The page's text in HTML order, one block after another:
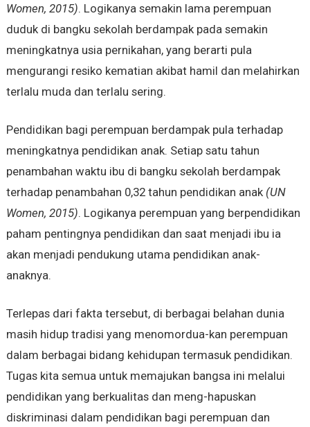
Women, 2015). Logikanya semakin lama perempuan
duduk di bangku sekolah berdampak pada semakin
meningkatnya usia pernikahan, yang berarti pula
mengurangi resiko kematian akibat hamil dan melahirkan
terlalu muda dan terlalu sering.
Pendidikan bagi perempuan berdampak pula terhadap
meningkatnya pendidikan anak. Setiap satu tahun
penambahan waktu ibu di bangku sekolah berdampak
terhadap penambahan 0,32 tahun pendidikan anak (UN
Women, 2015). Logikanya perempuan yang berpendidikan
paham pentingnya pendidikan dan saat menjadi ibu ia
akan menjadi pendukung utama pendidikan anak-
anaknya.
Terlepas dari fakta tersebut, di berbagai belahan dunia
masih hidup tradisi yang menomordua-kan perempuan
dalam berbagai bidang kehidupan termasuk pendidikan.
Tugas kita semua untuk memajukan bangsa ini melalui
pendidikan yang berkualitas dan meng-hapuskan
diskriminasi dalam pendidikan bagi perempuan dan